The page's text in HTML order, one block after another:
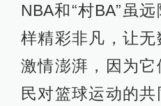
NBA和“村BA”虽
样精彩非凡，让无
激情澎湃，因为它
民对篮球运动的